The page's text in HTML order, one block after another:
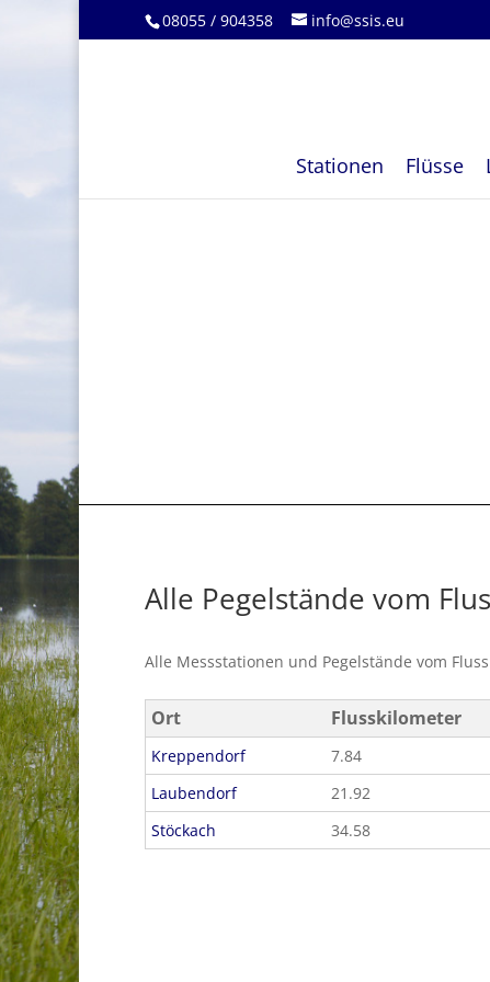
08055 / 904358 info@ssis.eu
Stationen Flüsse
Alle Pegelstände vom
Alle Messstationen und Pegelstände vom Fluss
Ort Flusskilometer
Kreppendorf 7.84
Laubendorf
21.92
Stöckach
34.58